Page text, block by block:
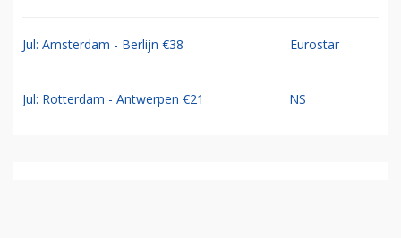
Jul: Amsterdam - Berlijn €38 Eurostar
Jul: Rotterdam - Antwerpen €21 NS